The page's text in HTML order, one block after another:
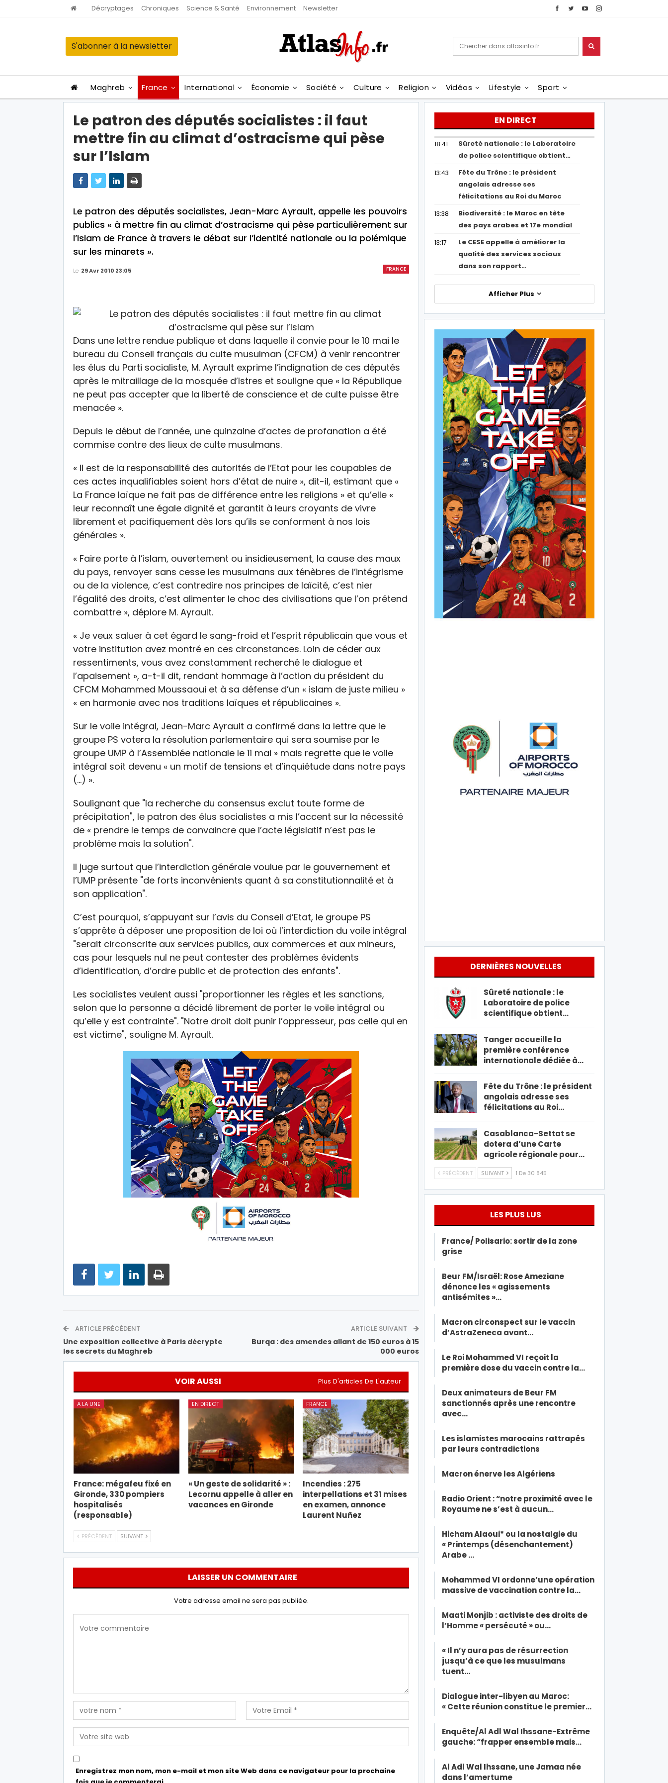
Décryptages Chroniques Science & Santé Environnement Newsletter
S'abonner à la newsletter
Maghreb France International Économie Société Culture Religion Vidéos Lifestyle Sport
Le patron des députés socialistes : il faut
mettre fin au climat d’ostracisme qui pèse
sur l’Islam
Le patron des députés socialistes, Jean-Marc Ayrault, appelle les pouvoirs
publics « à mettre fin au climat d’ostracisme qui pèse particulièrement sur
l’Islam de France à travers le débat sur l’identité nationale ou la polémique
sur les minarets ».
FRANCE
Le 29 Avr 2010 23:05
Dans une lettre rendue publique et dans laquelle il convie pour le 10 mai le
bureau du Conseil français du culte musulman (CFCM) à venir rencontrer
les élus du Parti socialiste, M. Ayrault exprime l’indignation de ces députés
après le mitraillage de la mosquée d’Istres et souligne que « la République
ne peut pas accepter que la liberté de conscience et de culte puisse être
menacée ».
Depuis le début de l’année, une quinzaine d’actes de profanation a été
commise contre des lieux de culte musulmans.
« Il est de la responsabilité des autorités de l’Etat pour les coupables de
ces actes inqualifiables soient hors d’état de nuire », dit-il, estimant que «
La France laïque ne fait pas de différence entre les religions » et qu’elle «
leur reconnaît une égale dignité et garantit à leurs croyants de vivre
librement et pacifiquement dès lors qu’ils se conforment à nos lois
générales ».
« Faire porte à l’islam, ouvertement ou insidieusement, la cause des maux
du pays, renvoyer sans cesse les musulmans aux ténèbres de l’intégrisme
ou de la violence, c’est contredire nos principes de laïcité, c’est nier
l’égalité des droits, c’est alimenter le choc des civilisations que l’on prétend
combattre », déplore M. Ayrault.
« Je veux saluer à cet égard le sang-froid et l’esprit républicain que vous et
votre institution avez montré en ces circonstances. Loin de céder aux
ressentiments, vous avez constamment recherché le dialogue et
l’apaisement », a-t-il dit, rendant hommage à l’action du président du
CFCM Mohammed Moussaoui et à sa défense d’un « islam de juste milieu »
« en harmonie avec nos traditions laïques et républicaines ».
Sur le voile intégral, Jean-Marc Ayrault a confirmé dans la lettre que le
groupe PS votera la résolution parlementaire qui sera soumise par le
groupe UMP à l’Assemblée nationale le 11 mai » mais regrette que le voile
intégral soit devenu « un motif de tensions et d’inquiétude dans notre pays
(…) ».
Soulignant que "la recherche du consensus exclut toute forme de
précipitation", le patron des élus socialistes a mis l’accent sur la nécessité
de « prendre le temps de convaincre que l’acte législatif n’est pas le
problème mais la solution".
Il juge surtout que l’interdiction générale voulue par le gouvernement et
l’UMP présente "de forts inconvénients quant à sa constitutionnalité et à
son application".
C’est pourquoi, s’appuyant sur l’avis du Conseil d’Etat, le groupe PS
s’apprête à déposer une proposition de loi où l’interdiction du voile intégral
"serait circonscrite aux services publics, aux commerces et aux mineurs,
cas pour lesquels nul ne peut contester des problèmes évidents
d’identification, d’ordre public et de protection des enfants".
Les socialistes veulent aussi "proportionner les règles et les sanctions,
selon que la personne a décidé librement de porter le voile intégral ou
qu’elle y est contrainte". "Notre droit doit punir l’oppresseur, pas celle qui en
est victime", souligne M. Ayrault.
ARTICLE PRÉCÉDENT
Une exposition collective à Paris décrypte
les secrets du Maghreb
ARTICLE SUIVANT
Burqa : des amendes allant de 150 euros à 15
000 euros
VOIR AUSSI Plus D'articles De L'auteur
A LA UNE
France: mégafeu fixé en
Gironde, 330 pompiers
hospitalisés
(responsable)
EN DIRECT
« Un geste de solidarité » :
Lecornu appelle à aller en
vacances en Gironde
FRANCE
Incendies : 275
interpellations et 31 mises
en examen, annonce
Laurent Nuñez
PRÉCÉDENT SUIVANT
LAISSER UN COMMENTAIRE
Votre adresse email ne sera pas publiée.
Enregistrez mon nom, mon e-mail et mon site Web dans ce navigateur pour la prochaine
EN DIRECT
18:41
Sûreté nationale : le Laboratoire
de police scientifique obtient…
13:43
Fête du Trône : le président
angolais adresse ses
félicitations au Roi du Maroc
13:38
Biodiversité : le Maroc en tête
des pays arabes et 17e mondial
13:17
Le CESE appelle à améliorer la
qualité des services sociaux
dans son rapport…
Afficher Plus
DERNIÈRES NOUVELLES
Sûreté nationale : le
Laboratoire de police
scientifique obtient…
Tanger accueille la
première conférence
internationale dédiée à…
Fête du Trône : le président
angolais adresse ses
félicitations au Roi…
Casablanca-Settat se
dotera d’une Carte
agricole régionale pour…
PRÉCÉDENT SUIVANT 1 De 30 845
LES PLUS LUS
France/ Polisario: sortir de la zone
grise
Beur FM/Israël: Rose Ameziane
dénonce les « agissements
antisémites »…
Macron circonspect sur le vaccin
d’AstraZeneca avant…
Le Roi Mohammed VI reçoit la
première dose du vaccin contre la…
Deux animateurs de Beur FM
sanctionnés après une rencontre
avec…
Les islamistes marocains rattrapés
par leurs contradictions
Macron énerve les Algériens
Radio Orient : “notre proximité avec le
Royaume ne s’est à aucun…
Hicham Alaoui* ou la nostalgie du
« Printemps (désenchantement)
Arabe …
Mohammed VI ordonne’une opération
massive de vaccination contre la…
Maati Monjib : activiste des droits de
l’Homme « persécuté » ou…
« Il n’y aura pas de résurrection
jusqu’à ce que les musulmans
tuent…
Dialogue inter-libyen au Maroc:
« Cette réunion constitue le premier…
Enquête/Al Adl Wal Ihssane-Extrême
gauche: “frapper ensemble mais…
Al Adl Wal Ihssane, une Jamaa née
dans l’amertume